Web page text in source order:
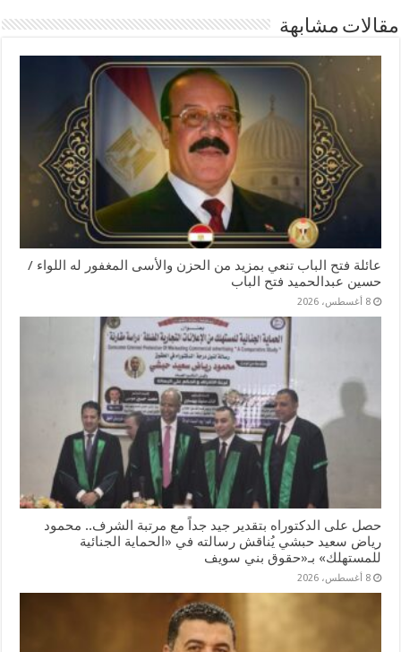
مقالات مشابهة
عائلة فتح الباب تنعي بمزيد من الحزن والأسى المغفور له اللواء /
حسين عبدالحميد فتح الباب
8 أغسطس، 2026
حصل على الدكتوراه بتقدير جيد جداً مع مرتبة الشرف.. محمود
رياض سعيد حبشي يُناقش رسالته في «الحماية الجنائية
للمستهلك» بـ«حقوق بني سويف
8 أغسطس، 2026